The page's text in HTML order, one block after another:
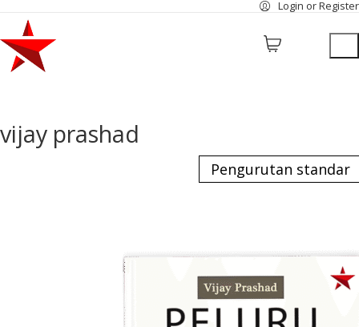
Login or Register
vijay prashad